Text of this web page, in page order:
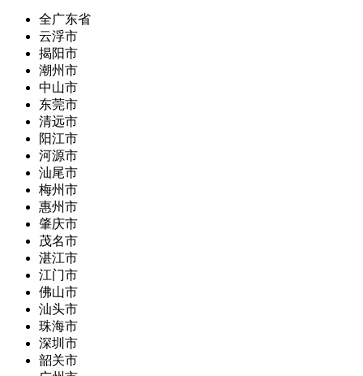
全广东省
云浮市
揭阳市
潮州市
中山市
东莞市
清远市
阳江市
河源市
汕尾市
梅州市
惠州市
肇庆市
茂名市
湛江市
江门市
佛山市
汕头市
珠海市
深圳市
韶关市